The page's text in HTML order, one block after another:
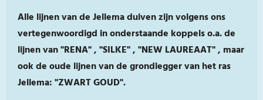
Alle lijnen van de Jellema duiven zijn volgens ons
vertegenwoordigd in onderstaande koppels o.a. de
lijnen van "RENA" , "SILKE" , "NEW LAUREAAT" , maar
ook de oude lijnen van de grondlegger van het ras
Jellema: "ZWART GOUD".